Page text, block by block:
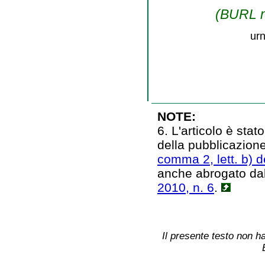
(BURL
NOTE:
6. L'articolo è
della
comma 2, lett. b)
anche abrogato
2010, n. 6.
Il presente testo non